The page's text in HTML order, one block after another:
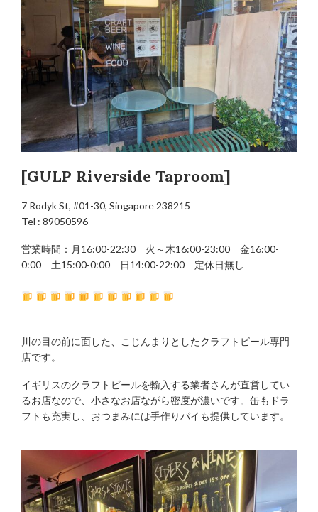
[GULP Riverside Taproom]
7 Rodyk St, #01-30, Singapore 238215
Tel : 89050596
営業時間：月16:00-22:30 火～木16:00-23:00 金16:00-
0:00 土15:00-0:00 日14:00-22:00 定休日無し
川の目の前に面した、こじんまりとしたクラフトビール専門
店です。
イギリスのクラフトビールを輸入する業者さんが直営してい
るお店なので、小さなお店ながら密度が濃いです。缶もドラ
フトも充実し、おつまみには手作りパイも提供しています。